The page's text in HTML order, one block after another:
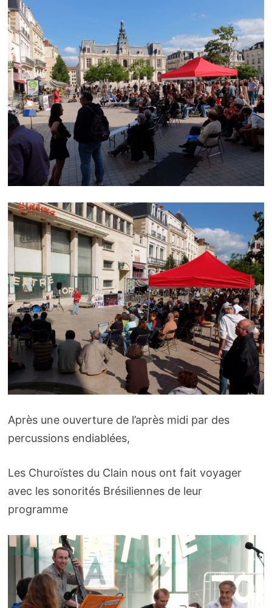
Après une ouverture de l’après midi par des
percussions endiablées,
Les Churoïstes du Clain nous ont fait voyager
avec les sonorités Brésiliennes de leur
programme